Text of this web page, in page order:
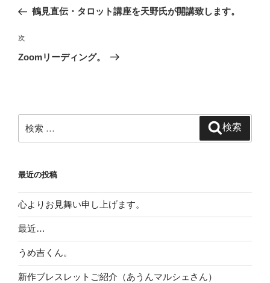
ビ
ゲ
ン
去
投
稿
鶴見直伝・タロット講座を天野氏が開講致します。
次
の
次
Zoomリーディング。
索:
検索
最近の投稿
心よりお見舞い申し上げます。
最近…
うめ吉くん。
新作ブレスレットご紹介（あうんマルシェさん）